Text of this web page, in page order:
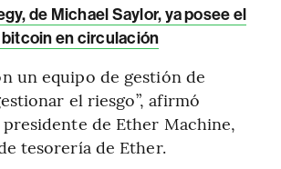
de Michael Saylor, ya posee el
bitcoin en circulación
un equipo de gestión de
el riesgo”, afirmó
de Ether Machine,
tesorería de Ether.